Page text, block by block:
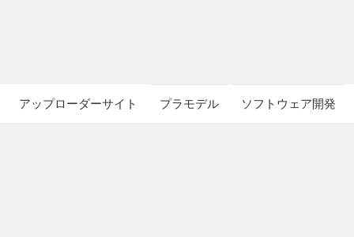
アップローダーサイト プラモデル ソフトウェア開発